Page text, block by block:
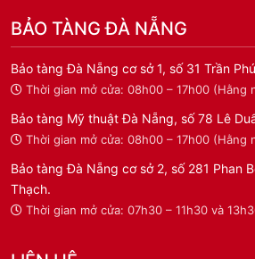
BẢO TÀNG ĐÀ NẴNG
Bảo tàng Đà Nẵng cơ sở 1, số 31 Trần
Thời gian mở cửa: 08h00 – 17h00 (Hằng
Bảo tàng Mỹ thuật Đà Nẵng, số 78 Lê
Thời gian mở cửa: 08h00 – 17h00 (Hằng
Bảo tàng Đà Nẵng cơ sở 2, số 281 Phan
Thạch.
Thời gian mở cửa: 07h30 – 11h30 và